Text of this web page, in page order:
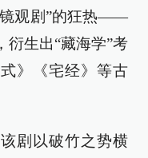
镜观剧”的狂热——
衍生出“藏海学”考
》《宅经》等古
剧以破竹之势横